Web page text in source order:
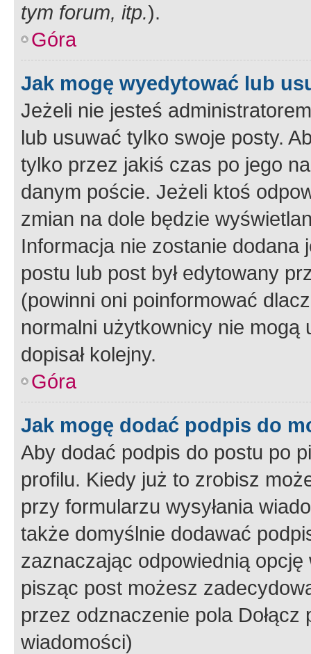
tym forum, itp.).
Góra
Jak mogę wyedytować lub
Jeżeli nie jesteś
lub usuwać tylko swoje posty.
tylko przez jakiś czas po jego
danym poście. Jeżeli ktoś
zmian na dole będzie
Informacja nie zostanie dodana
postu lub post był edytowany
(powinni oni poinformować
normalni użytkownicy nie
dopisał kolejny.
Góra
Jak mogę dodać podpis do
Aby dodać podpis do postu po
profilu. Kiedy już to zrobisz
przy formularzu wysyłania
także domyślnie dodawać
zaznaczając odpowiednią
pisząc post możesz
przez odznaczenie pola
wiadomości)